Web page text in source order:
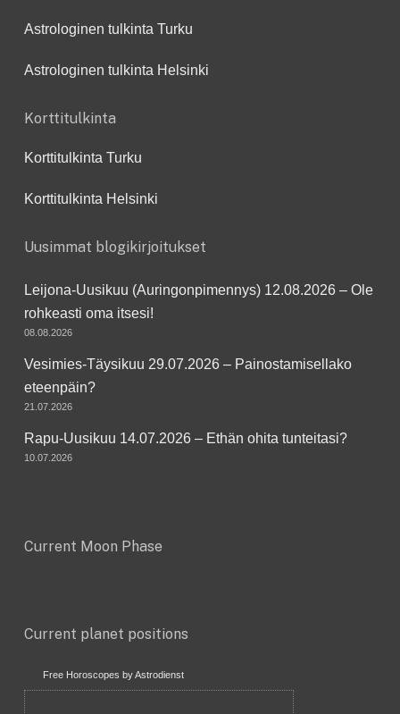
Astrologinen tulkinta Turku
Astrologinen tulkinta Helsinki
Korttitulkinta
Korttitulkinta Turku
Korttitulkinta Helsinki
Uusimmat blogikirjoitukset
Leijona-Uusikuu (Auringonpimennys) 12.08.2026 – Ole
rohkeasti oma itsesi!
08.08.2026
Vesimies-Täysikuu 29.07.2026 – Painostamisellako
eteenpäin?
21.07.2026
Rapu-Uusikuu 14.07.2026 – Ethän ohita tunteitasi?
10.07.2026
Current Moon Phase
Current planet positions
Free Horoscopes by Astrodienst